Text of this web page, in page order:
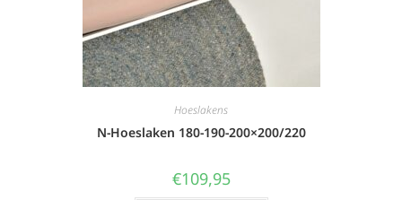
Hoeslakens
N-Hoeslaken 180-190-200×200/220
€109,95